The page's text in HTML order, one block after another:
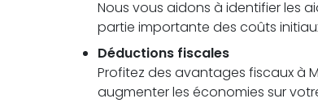
Nous vous aidons à identifier les
partie importante des coûts
Déductions fiscales
Profitez des avantages fiscaux à
augmenter les économies sur